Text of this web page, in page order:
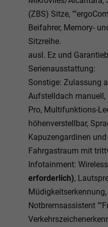
(ZBS) Sitze,
Beifahrer, Memory-
Sitzreihe.
ausl. Ez und
Serienausstattung:
Sonstige: Zulassung
Aufstelldach
Pro, Multifunktions-
höhenverstellbar,
Kapuzengardinen
Fahrgastraum mit
Infotainment: Wireless
erforderlich),
Notbremsassistent